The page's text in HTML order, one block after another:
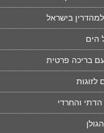
בישראל
הים
עם בריכה פרטית
לזוגות
הדתי והחרדי